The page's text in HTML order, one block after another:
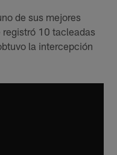
de sus mejores
10 tacleadas
la intercepción